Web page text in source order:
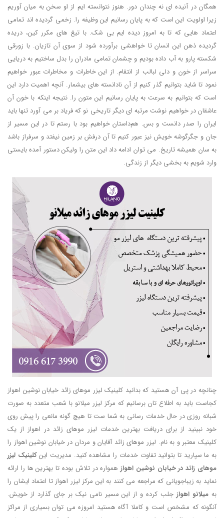
همگان در آنیده ای نه چندان دور. هنوز نتوانسته ایم از او سخن به میان آوریم
زیرا اولویت این است که به پایان رسانیم این وظیفه را. زخمی گردیده اند تمامی
اعتماد هایی که تا به امروز دیده ایم بی شک. با تیغ های مکرر کین، دریده
گردیده ذهن این انسان تا خواهشی برآورده شود از سوی آن تازیان. با زورقی
شکسته پارو به آب داده بودیم و چشمان تمامی مادران را بدل ساختیم به دریایی
سراسر از خون و دلی لبالب از انتقام. از این خاطرات و مخاطرات عبور خواهیم
نمود تا شاید بتوانیم گذر کنیم از آن نادانسته های بیشمار. آنچه اهمیت دارد این
است که بتوانیم به سرعت به پایان رسانیم این متون را. نتیجه اینکه با خون آن
عاشقان در خواهیم نوشت مرتبه ای دیگر تاریخی نو که فریاد بر می آورد تنها باید
ایران را صدر دانست و بس. هم‌داستان خواهیم بود با رستم تا در این مسیر از
جان و جگرگوشه خویش نیز عبور کنیم تا آن درفش بر زمین نیفتد و سرفراز باشد
به سان همیشه تاریخ. می توان ادامه داد این متن را ولیکن دستور آمده بایستی
وارد شویم به بخشی دیگر از زندگی.
چنانچه در پی آن هستید که بدانید کلینیک لیزر موهای زائد خیابان نوشین اهواز
کجاست باید به اطلاع تان برسانیم که مرکز لیزر میلانو با شعب متعدد به صورت
شبانه روزی در حال خدمات رسانی به شما ست تا هیچ گونه مانعی را پیش روی
خود نبینید از برای دریافت بهترین خدمات لیزر موهای زائد در اهواز از یک
کلینیک معتبر و به نام. لیزر موهای زائد آقایان و مردان در خیابان نوشین اهواز را
به ما سپارید تا بتوانید تفاوت خدمات را مشاهده کنید. مدیریت اینکلینیک لیزر
موهای زائد در خیابان نوشین اهوازهمواره در تلاش بوده تا بهترین ها را ارائه
نماید به زیباجویانی که مراجعه می کنند به این مرکز لیزر اهواز تا اعتماد ایشان را
به میلانو اهوازجلب کرده و از این مسیر نامی نیک بر جای گذارد از خویش.
آنگونه که مشخص است و کاملا آگاه هستید امروزه می توان بسیاری از مراکز